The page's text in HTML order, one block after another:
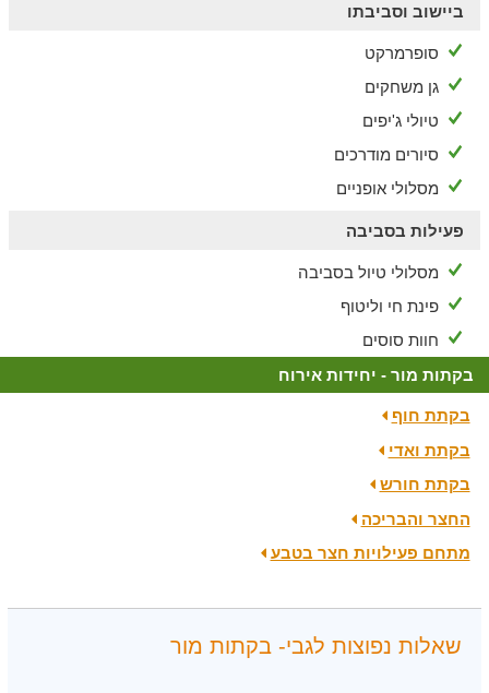
ביישוב וסביבתו
סופרמרקט
גן משחקים
טיולי ג'יפים
סיורים מודרכים
מסלולי אופניים
פעילות בסביבה
מסלולי טיול בסביבה
פינת חי וליטוף
חוות סוסים
בקתות מור - יחידות אירוח
בקתת חוף
בקתת ואדי
בקתת חורש
החצר והבריכה
מתחם פעילויות חצר בטבע
שאלות נפוצות לגבי- בקתות מור